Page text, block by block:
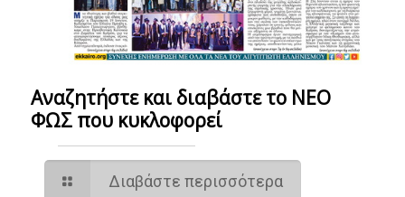
Αναζητήστε και διαβάστε το NΕΟ
ΦΩΣ που κυκλοφορεί
Διαβάστε περισσότερα